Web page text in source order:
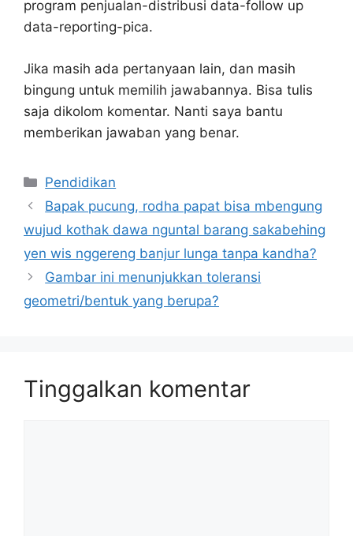
program penjualan-distribusi data-follow up
data-reporting-pica.
Jika masih ada pertanyaan lain, dan masih
bingung untuk memilih jawabannya. Bisa tulis
saja dikolom komentar. Nanti saya bantu
memberikan jawaban yang benar.
Kategori
Pendidikan
Bapak pucung, rodha papat bisa mbengung
wujud kothak dawa nguntal barang sakabehing
yen wis nggereng banjur lunga tanpa kandha?
Gambar ini menunjukkan toleransi
geometri/bentuk yang berupa?
Tinggalkan komentar